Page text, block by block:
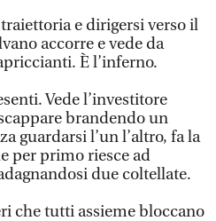
e dirigersi verso il
accorre e vede da
È l’inferno.
Vede l’investitore
brandendo un
guardarsi l’un l’altro, fa la
per primo riesce ad
due coltellate.
che tutti assieme bloccano